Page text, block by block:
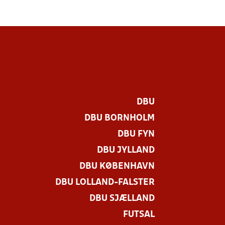
DBU
DBU BORNHOLM
DBU FYN
DBU JYLLAND
DBU KØBENHAVN
DBU LOLLAND-FALSTER
DBU SJÆLLAND
FUTSAL